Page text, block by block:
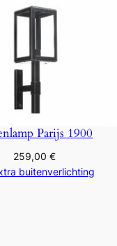
Parijs 1900
259,00 €
buitenverlichting